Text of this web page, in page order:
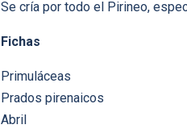
Se cría por todo el Pirineo,
Fichas
Primuláceas
Prados pirenaicos
Abril